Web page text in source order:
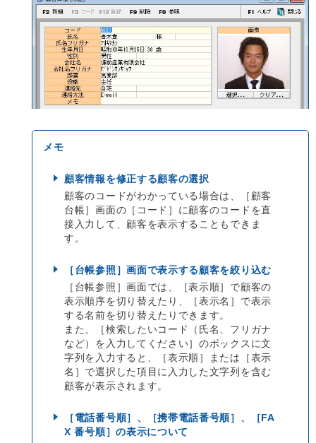
顧客情報を修正する顧客の選択
顧客のコードがわかっている場合は、［顧客
台帳］画面の［コード］に顧客のコードを直
接入力して、顧客を表示することもできま
す。
［台帳参照］画面で表示する顧客を絞り込む
［台帳参照］画面では、［表示順］で顧客の
表示順序を切り替えたり、［表示名］で表示
する名前を切り替えたりできます。
また、［検索したいコード（氏名、フリガナ
など）を入力してください］のボックスに文
字列を入力すると、［表示順］または［表示
名］で選択した項目に入力した文字列を含む
顧客が表示されます。
［電話番号順］、［携帯電話番号順］、［FA
X 番号順］の表示について